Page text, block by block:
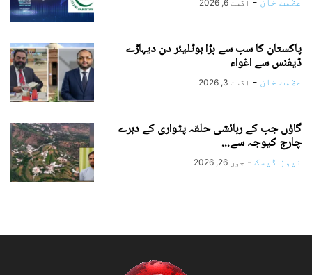
اگست 6, 2026
پاکستان کا سب سے بڑا ہوٹلیئر دن دیہاڑے
ڈیفنس سے اغواء
عظمت خان - اگست 3, 2026
گاؤں جب کے رہائشی حلقہ پٹواری کے دہرے
چارج کیوجہ سے...
نیوز ڈیسک - جون 26, 2026